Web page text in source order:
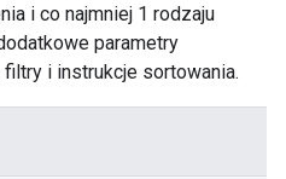
i co najmniej 1 rodzaju
parametry
i instrukcje sortowania.